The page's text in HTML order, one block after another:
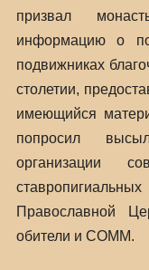
призвал
информацию о
подвижниках
столетии,
имеющийся
попросил
организации
Православной
обители и СОММ.